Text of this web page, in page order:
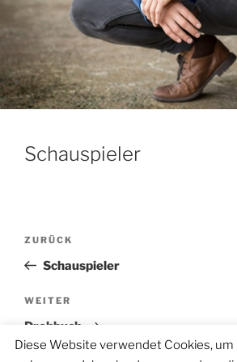
Schauspieler
Beitragsnavigation
Vorheriger
Beitrag
ZURÜCK
Schauspieler
Nächster
Beitrag
WEITER
Drehbuch
Diese Website verwendet Cookies,